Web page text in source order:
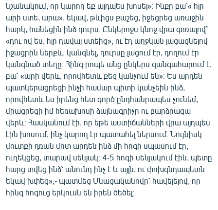
նշանակում, որ կարող եք այդպես խոսել»։ Ինքը բա՝« հլը
արի ստե, արա», եկավ, թևիցս քաշեց, իջեցրեց առաջին
հարկ, հանեցին ինձ դուրս։ Ընկերոջս կնոջ վրա գոռալով՝
«դու ով ես, հլը դավայ ստեից», ու էդ աղջկան լացացնելով
իջացրին ներքև, կանգնել, դուրսը լացում էր, դողում էր
կանգնած տեղը։ Հինգ րոպե անց ընկերս զանգահարում է,
բա՝ «արի վերև, որովհետև քեզ կանչում են»։ Ես արդեն
պատկերացրեցի ինչի համար պիտի կանչեին ինձ,
որովհետև ես իրենց հետ գործ ընդհանրապես չունեմ,
միացրեցի իմ հեռախոսի ձայնագրիչը ու բարձրացա
վերև։ Հասկանում էի, որ եթե աստիճանների վրա այդպես
էին խոսում, ինչ կարող էր պատահել ներսում։ Նույնիսկ
մուտքի դռան մոտ արդեն ինձ մի հոգի սպասում էր,
ուղեկցեց, տարավ սենյակ։ 4-5 հոգի սենյակում էին, պետը
հարց տվեց ինձ՝ անունդ ինչ է և այլն, ու փոխգնդապետն
եկավ խփեց»,- պատմեց Մնացականովը՝ հավելելով, որ
հինգ հոգուց երկուսն են իրեն ծեծել։